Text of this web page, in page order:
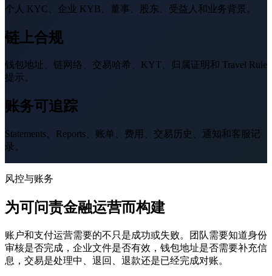
个人 KYC、企业 KYB、董事、股东、受益人和业务背景。
链上合规
钱包地址、链网络、交易哈希、KYT、归属证明和 Travel Rule
提示。
账务可追踪
Statements、Reports、账单、费用、交易历史、通知和客服记
录。
风控与账务
为可问责金融运营而构建
账户和支付运营需要的不只是成功或失败。团队需要知道身份
审核是否完成，企业文件是否有效，钱包地址是否需要补充信
息，交易是处理中、退回、退款还是已经完成对账。